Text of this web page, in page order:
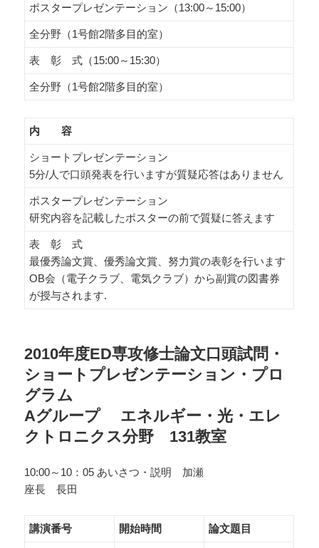
ポスタープレゼンテーション（13:00～15:00）
全分野（1号館2階多目的室）
表 彰 式（15:00～15:30）
全分野（1号館2階多目的室）
内 容
ショートプレゼンテーション
5分/人で口頭発表を行いますが質疑応答はありません
ポスタープレゼンテーション
研究内容を記載したポスターの前で質疑に答えます
表 彰 式
最優秀論文賞、優秀論文賞、努力賞の表彰を行います
OB会（電子クラブ、電気クラブ）から副賞の図書券
が授与されます.
2010年度ED専攻修士論文口頭試問・
ショートプレゼンテーション・プロ
グラム
Aグループ エネルギー・光・エレ
クトロニクス分野 131教室
10:00～10：05 あいさつ・説明 加瀬
座長 長田
講演番号 開始時間 論文題目